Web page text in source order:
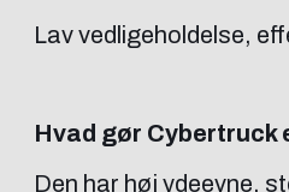
Lav vedligeholdelse,
Hvad gør Cybertruck
Den har høj ydeevne,